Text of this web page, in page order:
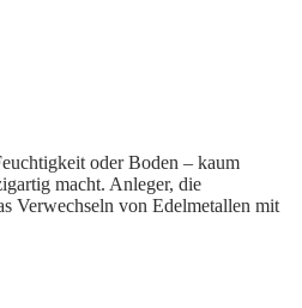
oder Boden – kaum
macht. Anleger, die
Verwechseln von Edelmetallen mit